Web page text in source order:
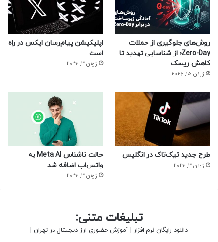
روش‌های جلوگیری از حملات
Zero-Day؛ از شناسایی تهدید تا
کاهش ریسک
ژوئن 15, 2026
اپلیکیشن پیام‌رسان ایکس در راه
است
ژوئن 3, 2026
طرح جدید تیک‌تاک در انگلیس
ژوئن 3, 2026
حالت ناشناس Meta AI به
واتس‌اپ اضافه شد
ژوئن 3, 2026
تبلیغات متنی:
دانلود رایگان نرم افزار | آموزش حضوری ارز دیجیتال در تهران |